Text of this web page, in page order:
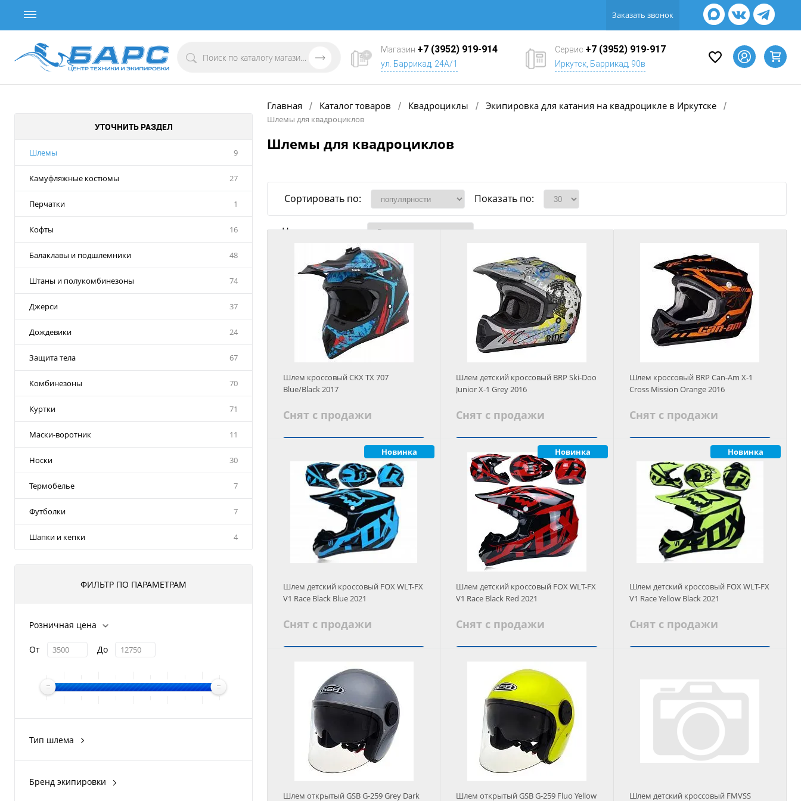
Заказать звонок
Магазин +7 (3952) 919-914
ул. Баррикад, 24А/1
Сервис +7 (3952) 919-917
Иркутск, Баррикад, 90в
УТОЧНИТЬ РАЗДЕЛ
Шлемы 9
Камуфляжные костюмы 27
Перчатки 1
Кофты 16
Балаклавы и подшлемники 48
Штаны и полукомбинезоны 74
Джерси 37
Дождевики 24
Защита тела 67
Комбинезоны 70
Куртки 71
Маски-воротник 11
Носки 30
Термобелье 7
Футболки 7
Шапки и кепки 4
ФИЛЬТР ПО ПАРАМЕТРАМ
Розничная цена
От До
Тип шлема
Бренд экипировки
Главная / Каталог товаров / Квадроциклы / Экипировка для катания на квадроцикле в Иркутске /
Шлемы для квадроциклов
Шлемы для квадроциклов
Сортировать по: Показать по:
Наличие товара
Шлем кроссовый CKX TX 707
Blue/Black 2017
Снят с продажи
Подобрать аналог
Шлем детский кроссовый BRP Ski-Doo
Junior X-1 Grey 2016
Снят с продажи
Заказать
Шлем кроссовый BRP Can-Am X-1
Cross Mission Orange 2016
Снят с продажи
Новинка
Шлем детский кроссовый FOX WLT-FX
V1 Race Black Blue 2021
Снят с продажи
Новинка
Шлем детский кроссовый FOX WLT-FX
V1 Race Black Red 2021
Снят с продажи
Новинка
Шлем детский кроссовый FOX WLT-FX
V1 Race Yellow Black 2021
Снят с продажи
Шлем открытый GSB G-259 Grey Dark
Шлем открытый GSB G-259 Fluo Yellow
Шлем детский кроссовый FMVSS